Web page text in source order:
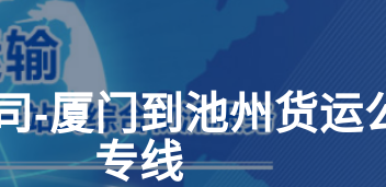
-厦门到池州货运
专线